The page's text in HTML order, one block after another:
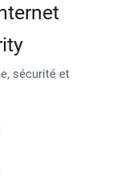
sécurité et